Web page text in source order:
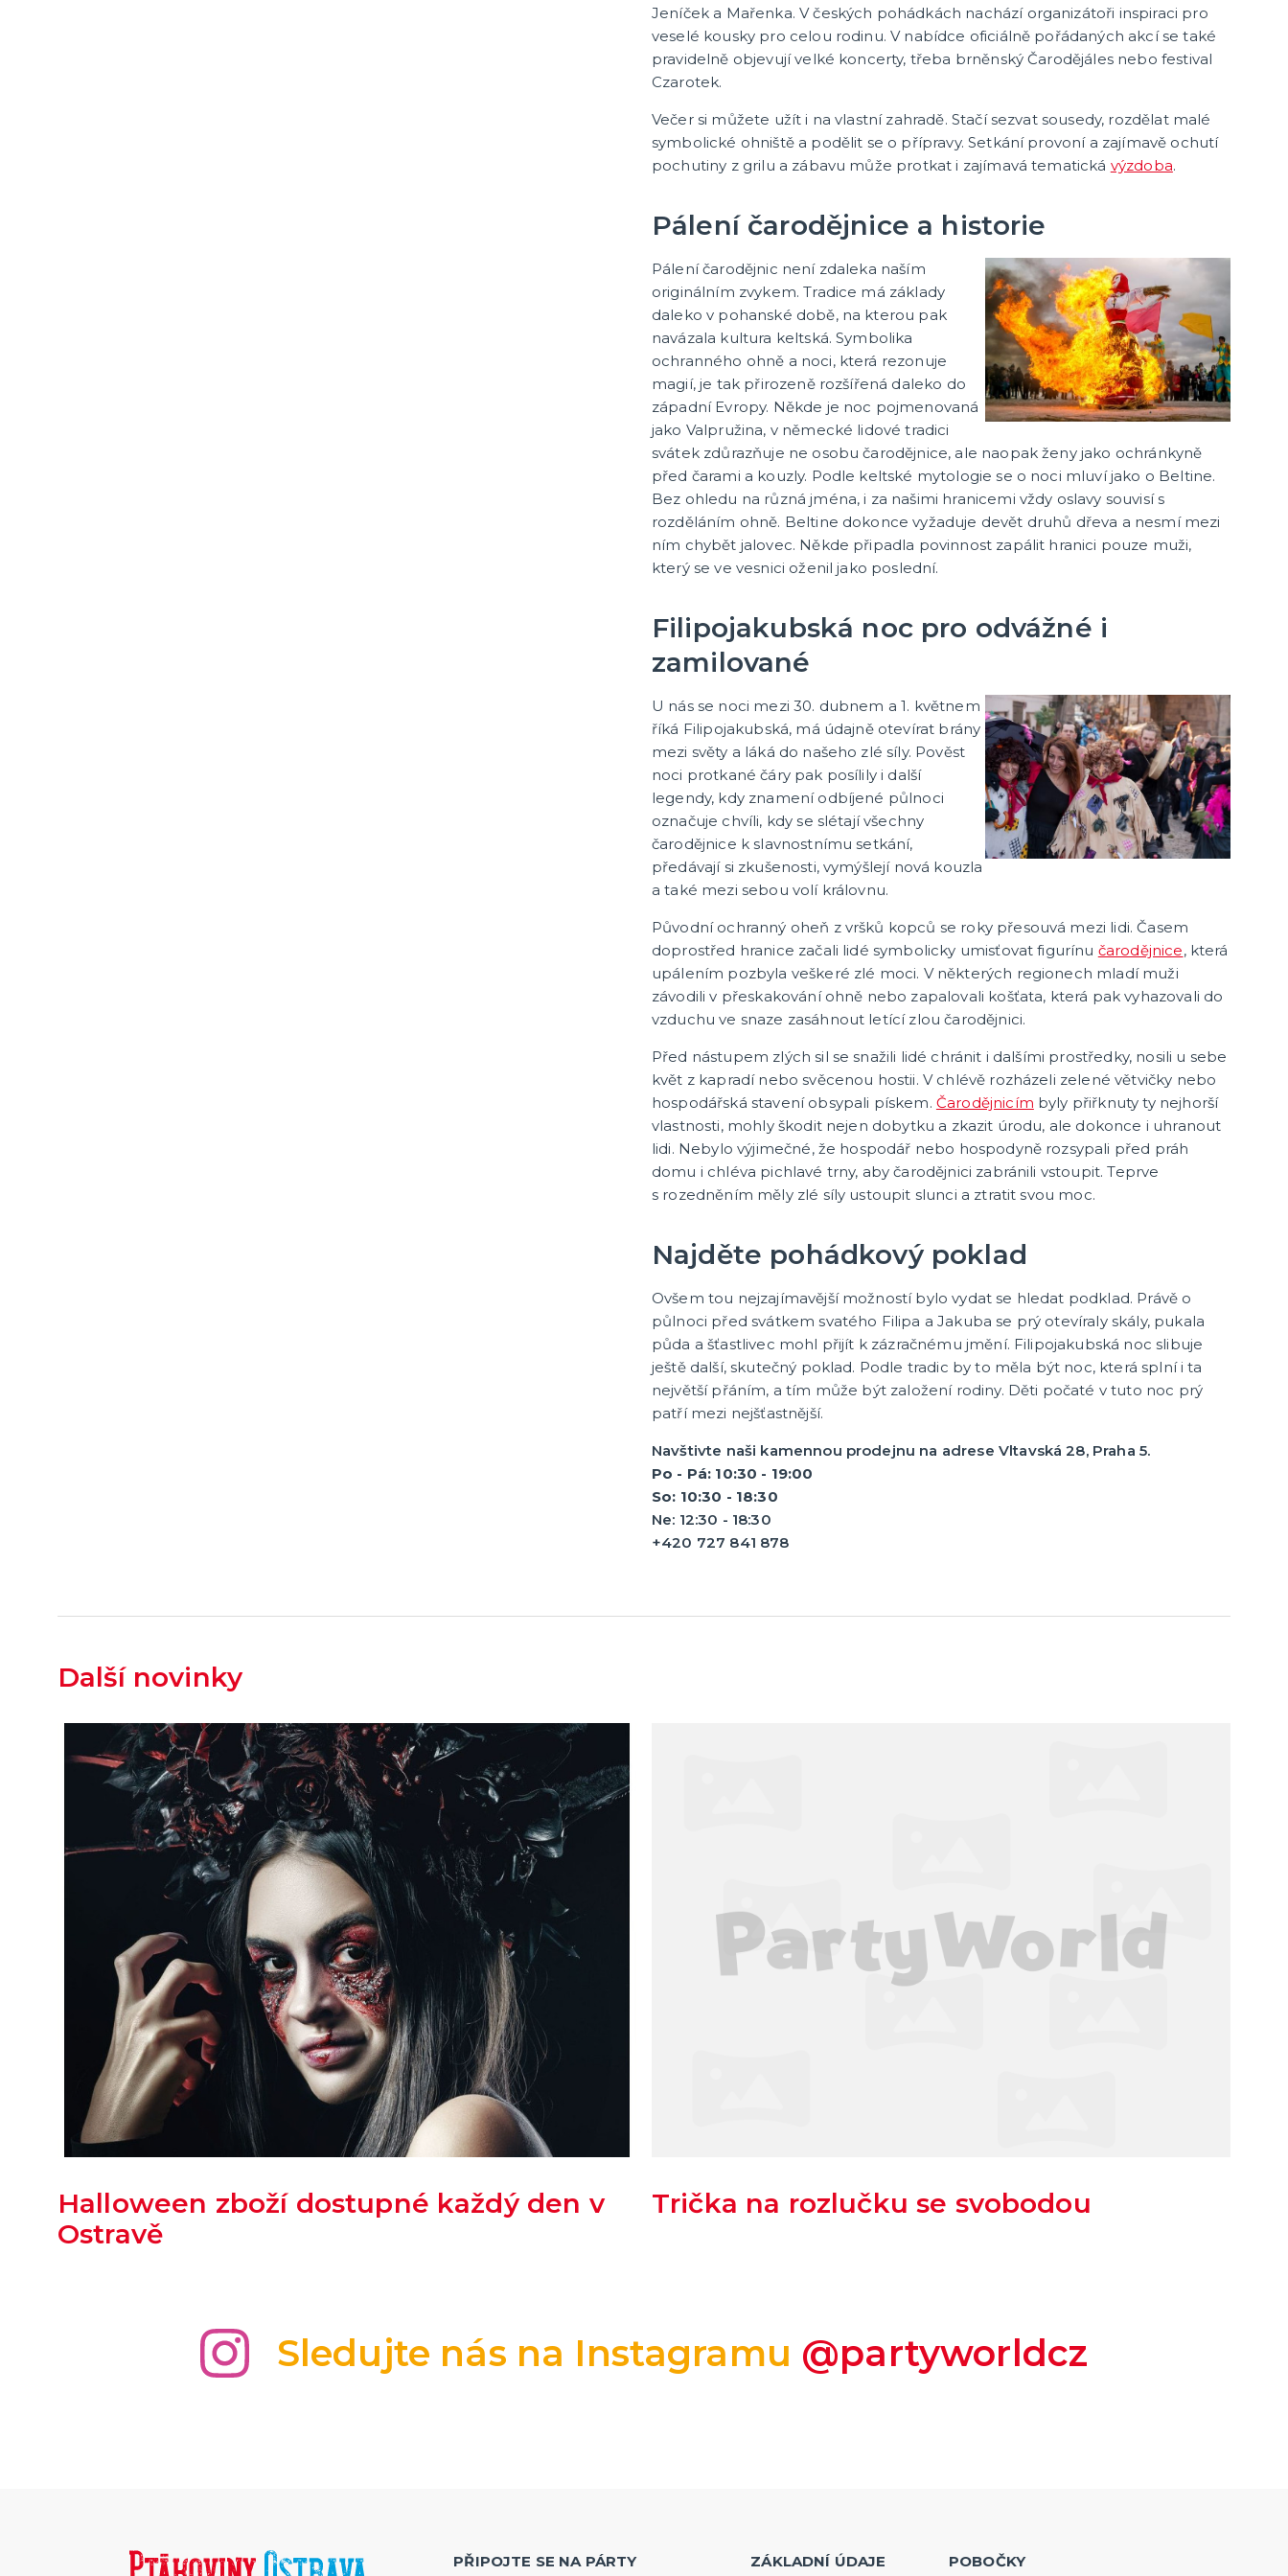
Jeníček a Mařenka. V českých pohádkách nachází organizátoři inspiraci pro
veselé kousky pro celou rodinu. V nabídce oficiálně pořádaných akcí se také
pravidelně objevují velké koncerty, třeba brněnský Čarodějáles nebo festival
Czarotek.
Večer si můžete užít i na vlastní zahradě. Stačí sezvat sousedy, rozdělat malé
symbolické ohniště a podělit se o přípravy. Setkání provoní a zajímavě ochutí
pochutiny z grilu a zábavu může protkat i zajímavá tematická výzdoba.
Pálení čarodějnice a historie
Pálení čarodějnic není zdaleka naším
originálním zvykem. Tradice má základy
daleko v pohanské době, na kterou pak
navázala kultura keltská. Symbolika
ochranného ohně a noci, která rezonuje
magií, je tak přirozeně rozšířená daleko do
západní Evropy. Někde je noc pojmenovaná
jako Valpružina, v německé lidové tradici
svátek zdůrazňuje ne osobu čarodějnice, ale naopak ženy jako ochránkyně
před čarami a kouzly. Podle keltské mytologie se o noci mluví jako o Beltine.
Bez ohledu na různá jména, i za našimi hranicemi vždy oslavy souvisí s
rozděláním ohně. Beltine dokonce vyžaduje devět druhů dřeva a nesmí mezi
ním chybět jalovec. Někde připadla povinnost zapálit hranici pouze muži,
který se ve vesnici oženil jako poslední.
Filipojakubská noc pro odvážné i
zamilované
U nás se noci mezi 30. dubnem a 1. květnem
říká Filipojakubská, má údajně otevírat brány
mezi světy a láká do našeho zlé síly. Pověst
noci protkané čáry pak posílily i další
legendy, kdy znamení odbíjené půlnoci
označuje chvíli, kdy se slétají všechny
čarodějnice k slavnostnímu setkání,
předávají si zkušenosti, vymýšlejí nová kouzla
a také mezi sebou volí královnu.
Původní ochranný oheň z vršků kopců se roky přesouvá mezi lidi. Časem
doprostřed hranice začali lidé symbolicky umisťovat figurínu čarodějnice, která
upálením pozbyla veškeré zlé moci. V některých regionech mladí muži
závodili v přeskakování ohně nebo zapalovali košťata, která pak vyhazovali do
vzduchu ve snaze zasáhnout letící zlou čarodějnici.
Před nástupem zlých sil se snažili lidé chránit i dalšími prostředky, nosili u sebe
květ z kapradí nebo svěcenou hostii. V chlévě rozházeli zelené větvičky nebo
hospodářská stavení obsypali pískem. Čarodějnicím byly přiřknuty ty nejhorší
vlastnosti, mohly škodit nejen dobytku a zkazit úrodu, ale dokonce i uhranout
lidi. Nebylo výjimečné, že hospodář nebo hospodyně rozsypali před práh
domu i chléva pichlavé trny, aby čarodějnici zabránili vstoupit. Teprve
s rozedněním měly zlé síly ustoupit slunci a ztratit svou moc.
Najděte pohádkový poklad
Ovšem tou nejzajímavější možností bylo vydat se hledat podklad. Právě o
půlnoci před svátkem svatého Filipa a Jakuba se prý otevíraly skály, pukala
půda a šťastlivec mohl přijít k zázračnému jmění. Filipojakubská noc slibuje
ještě další, skutečný poklad. Podle tradic by to měla být noc, která splní i ta
největší přáním, a tím může být založení rodiny. Děti počaté v tuto noc prý
patří mezi nejšťastnější.
Navštivte naši kamennou prodejnu na adrese Vltavská 28, Praha 5.
Po - Pá: 10:30 - 19:00
So: 10:30 - 18:30
Ne: 12:30 - 18:30
+420 727 841 878
Další novinky
Halloween zboží dostupné každý den v
Ostravě
Trička na rozlučku se svobodou
Sledujte nás na Instagramu @partyworldcz
PŘIPOJTE SE NA PÁRTY ZÁKLADNÍ ÚDAJE POBOČKY